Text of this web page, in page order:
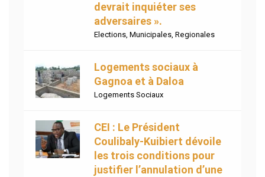
devrait inquiéter ses
adversaires ».
Elections, Municipales, Regionales
Logements sociaux à
Gagnoa et à Daloa
Logements Sociaux
CEI : Le Président
Coulibaly-Kuibiert dévoile
les trois conditions pour
justifier l’annulation d’une